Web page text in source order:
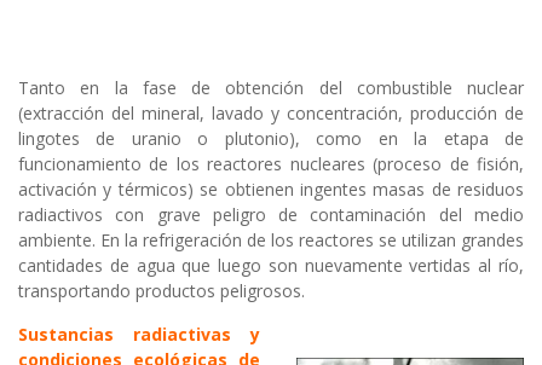
Tanto en la fase de obtención del combustible nuclear
(extracción del mineral, lavado y concentración, producción de
lingotes de uranio o plutonio), como en la etapa de
funcionamiento de los reactores nucleares (proceso de fisión,
activación y térmicos) se obtienen ingentes masas de residuos
radiactivos con grave peligro de contaminación del medio
ambiente. En la refrigeración de los reactores se utilizan grandes
cantidades de agua que luego son nuevamente vertidas al río,
transportando productos peligrosos.
Sustancias radiactivas y
condiciones ecológicas de